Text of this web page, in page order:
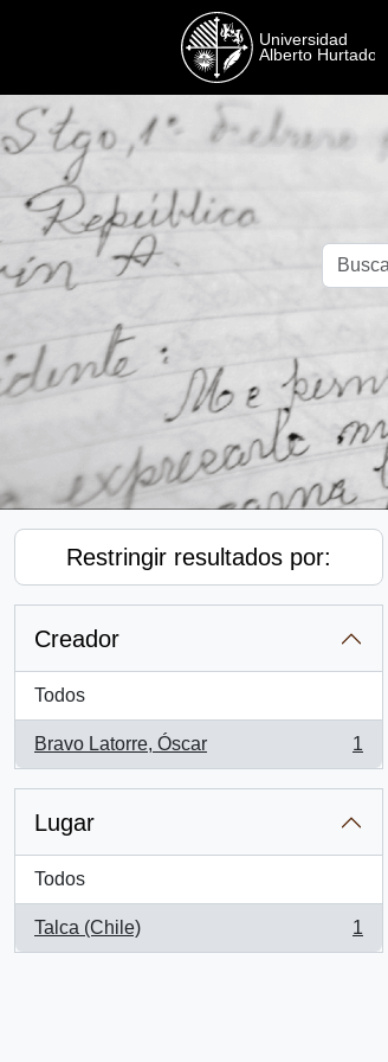
Restringir resultados por:
Creador
Todos
Bravo Latorre, Óscar
, 1 resultados
1
Lugar
Todos
Talca (Chile)
, 1 resultados
1